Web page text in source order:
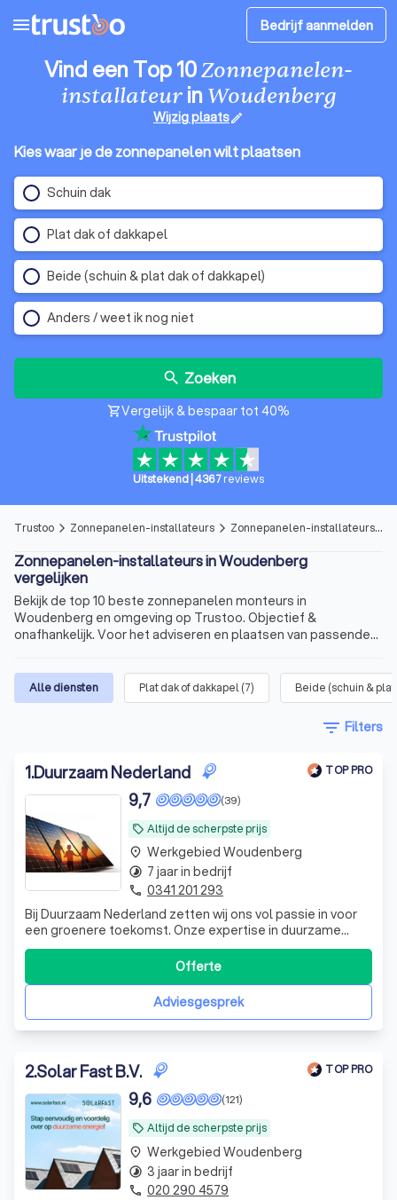
menu Bedrijf aanmelden
Vind een Top 10Zonnepanelen-
installateurin Woudenberg
Wijzig plaatsedit
Kies waar je de zonnepanelen wilt plaatsen
Schuin dak
Plat dak of dakkapel
Beide (schuin & plat dak of dakkapel)
Anders / weet ik nog niet
search Zoeken
shopping_cartVergelijk & bespaar tot 40%
Uitstekend 4367reviews
Trustoo arrow_forward_ios Zonnepanelen-installateurs arrow_forward_ios Zonnepanelen-installateurs in Woudenberg
Zonnepanelen-installateurs in Woudenberg
vergelijken
Bekijk de top 10 beste zonnepanelen monteurs in
Woudenberg en omgeving op Trustoo. Objectief &
onafhankelijk. Voor het adviseren en plaatsen van passende
Alle diensten Plat dak of dakkapel(7) Beide (schuin &
filter_list Filters
1.Duurzaam Nederland TOP PRO
local_offer Altijd de scherpste prijs
(39)
9,7
Bij Duurzaam Nederland zetten wij ons vol passie in voor
een groenere toekomst. Onze expertise in duurzame
energieoplossingen maakt ons een betrouwbare partner
in de transitie naar een duurzamer huishouden en
bedrijfsleven. Wij onderscheiden ons door maatwerk te
leveren in de installatie van zonnepa
Adviesgesprek
Offerte
place Werkgebied Woudenberg
timelapse 7 jaar in bedrijf
phone 0341 201 293
2.Solar Fast B.V. TOP PRO
local_offer Altijd de scherpste prijs
(121)
9,6
place Werkgebied Woudenberg
timelapse 3 jaar in bedrijf
phone 020 290 4579